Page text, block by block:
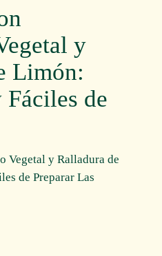
y
Limón:
de
Vegetal y Ralladura de
de Preparar Las